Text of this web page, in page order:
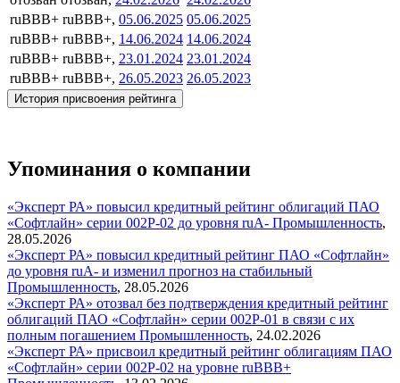
ruBBB+ ruBBB+, 05.06.2025 05.06.2025
ruBBB+ ruBBB+, 14.06.2024 14.06.2024
ruBBB+ ruBBB+, 23.01.2024 23.01.2024
ruBBB+ ruBBB+, 26.05.2023 26.05.2023
История присвоения рейтинга
Упоминания о компании
«Эксперт РА» повысил кредитный рейтинг облигаций ПАО
«Софтлайн» серии 002Р-02 до уровня ruA- Промышленность,
28.05.2026
«Эксперт РА» повысил кредитный рейтинг ПАО «Софтлайн»
до уровня ruA- и изменил прогноз на стабильный
Промышленность, 28.05.2026
«Эксперт РА» отозвал без подтверждения кредитный рейтинг
облигаций ПАО «Софтлайн» серии 002Р-01 в связи с их
полным погашением Промышленность, 24.02.2026
«Эксперт РА» присвоил кредитный рейтинг облигациям ПАО
«Софтлайн» серии 002Р-02 на уровне ruBBB+